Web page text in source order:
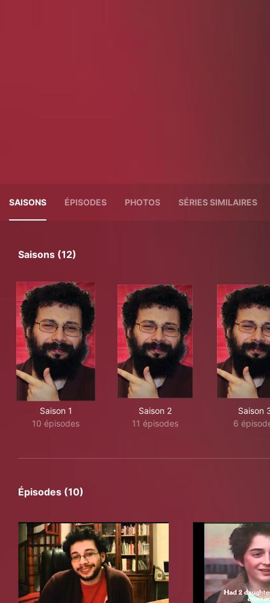
SAISONS ÉPISODES PHOTOS SÉRIES SIMILAIRES
Saisons (12)
Saison 1
10 épisodes
Saison 2
11 épisodes
Saison
6
Épisodes (10)